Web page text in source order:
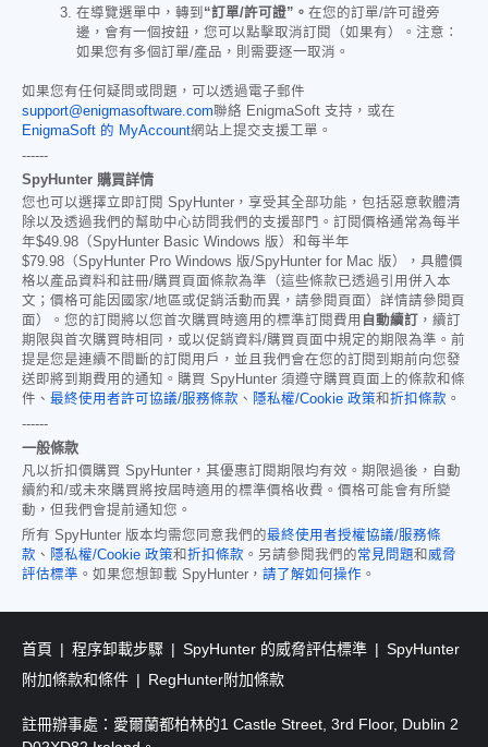
在導覽選單中，轉到 “訂單/許可證”。 在您的訂單/許可證旁
邊，會有一個按鈕，您可以點擊取消訂閱（如果有）。注意：
如果您有多個訂單/產品，則需要逐一取消。
如果您有任何疑問或問題，可以透過電子郵件
support@enigmasoftware.com聯絡 EnigmaSoft 支持，或在
EnigmaSoft 的 MyAccount網站上提交支援工單。
------
SpyHunter 購買詳情
您也可以選擇立即訂閱 SpyHunter，享受其全部功能，包括惡意軟體清
除以及透過我們的幫助中心訪問我們的支援部門。訂閱價格通常為每半
年$49.98 （SpyHunter Basic Windows 版）和每半年
$79.98 （SpyHunter Pro Windows 版/SpyHunter for Mac 版），具體價
格以產品資料和註冊/購買頁面條款為準（這些條款已透過引用併入本
文；價格可能因國家/地區或促銷活動而異，請參閱頁面）詳情請參閱頁
面）。您的訂閱將以您首次購買時適用的標準訂閱費用 自動續訂
，續訂
期限與首次購買時相同，或以促銷資料/購買頁面中規定的期限為準。前
提是您是連續不間斷的訂閱用戶，並且我們會在您的訂閱到期前向您發
送即將到期費用的通知。購買 SpyHunter 須遵守購買頁面上的條款和條
件、 最終使用者許可協議/服務條款 、 隱私權/Cookie 政策和折扣條款 。
------
一般條款
凡以折扣價購買 SpyHunter，其優惠訂閱期限均有效。期限過後，自動
續約和/或未來購買將按屆時適用的標準價格收費。價格可能會有所變
動，但我們會提前通知您。
所有 SpyHunter 版本均需您同意我們的最終使用者授權協議/服務條
款 、 隱私權/Cookie 政策和折扣條款 。另請參閱我們的常見問題和威脅
評估標準 。如果您想卸載 SpyHunter， 請了解如何操作 。
首頁 程序卸載步驟 SpyHunter 的威脅評估標準
SpyHunter
附加條款和條件
RegHunter附加條款
註冊辦事處：愛爾蘭都柏林的1 Castle Street, 3rd Floor, Dublin 2